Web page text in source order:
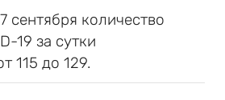
сентября количество
19 за сутки
115 до 129.